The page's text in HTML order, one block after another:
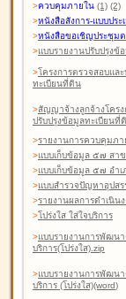
>ควบคุมภายใน (1) (2)
>หนังสือสังการ-แบบปร
>หนังสือขอเชิญประชุม
>แบบรายงานปรับปรุงข้
>โครงการตรวจสอบแล
ทะเบียนที่ดิน
>สัญญาจ้างลูกจ้างโครง
ปรับปรุงข้อมูลทะเบียนที่
>รายงานการควบคุมภา
>แบบเก็บข้อมูล ๕๗ สา
>แบบเก็บข้อมูล ๕๗ อำเ
>แบบสำรวจปัญหาอุปส
>รายงานผลการดำเนิน
>โปร่งใส ใส่ใจบริการ
>แบบรายงานการพัฒน
บริการ(โปร่งใส).zip
>แบบรายงานการพัฒน
บริการ (โปร่งใส)(word)